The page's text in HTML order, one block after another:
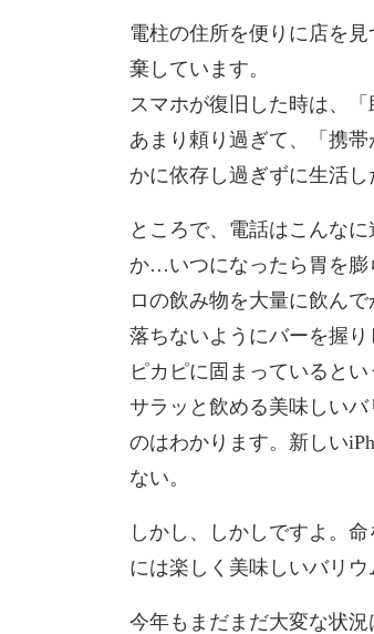
電柱の住所を便りに店を
棄しています。
スマホが復旧した時は、
あまり頼り過ぎて、「携
かに依存し過ぎずに生活し
ところで、電話はこんな
か…いつになったら胃を膨
ロの飲み物を大量に飲ん
落ちないようにバーを握
ピカピに固まっていると
サラッと飲める美味しい
のはわかります。新しい
ない。
しかし、しかしですよ。
には楽しく美味しいバリウ
今年もまだまだ大変な状